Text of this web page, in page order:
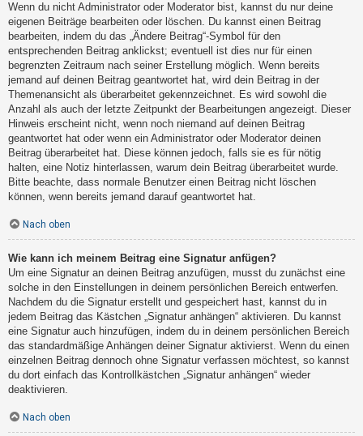
Wenn du nicht Administrator oder Moderator bist, kannst du nur deine
eigenen Beiträge bearbeiten oder löschen. Du kannst einen Beitrag
bearbeiten, indem du das „Ändere Beitrag“-Symbol für den
entsprechenden Beitrag anklickst; eventuell ist dies nur für einen
begrenzten Zeitraum nach seiner Erstellung möglich. Wenn bereits
jemand auf deinen Beitrag geantwortet hat, wird dein Beitrag in der
Themenansicht als überarbeitet gekennzeichnet. Es wird sowohl die
Anzahl als auch der letzte Zeitpunkt der Bearbeitungen angezeigt. Dieser
Hinweis erscheint nicht, wenn noch niemand auf deinen Beitrag
geantwortet hat oder wenn ein Administrator oder Moderator deinen
Beitrag überarbeitet hat. Diese können jedoch, falls sie es für nötig
halten, eine Notiz hinterlassen, warum dein Beitrag überarbeitet wurde.
Bitte beachte, dass normale Benutzer einen Beitrag nicht löschen
können, wenn bereits jemand darauf geantwortet hat.
Nach oben
Wie kann ich meinem Beitrag eine Signatur anfügen?
Um eine Signatur an deinen Beitrag anzufügen, musst du zunächst eine
solche in den Einstellungen in deinem persönlichen Bereich entwerfen.
Nachdem du die Signatur erstellt und gespeichert hast, kannst du in
jedem Beitrag das Kästchen „Signatur anhängen“ aktivieren. Du kannst
eine Signatur auch hinzufügen, indem du in deinem persönlichen Bereich
das standardmäßige Anhängen deiner Signatur aktivierst. Wenn du einen
einzelnen Beitrag dennoch ohne Signatur verfassen möchtest, so kannst
du dort einfach das Kontrollkästchen „Signatur anhängen“ wieder
deaktivieren.
Nach oben